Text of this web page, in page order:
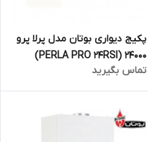
پکیج دیواری بوتان مدل پرلا پرو
24000 (PERLA PRO 24RSI)
تماس بگیرید